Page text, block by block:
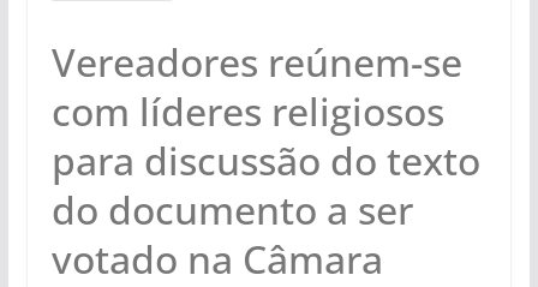
Vereadores reúnem-se
com líderes religiosos
para discussão do texto
do documento a ser
votado na Câmara